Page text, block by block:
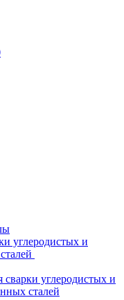
углеродистых и
углеродистых и
сталей